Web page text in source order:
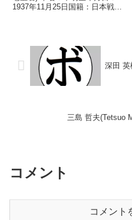
1937年11月25日国籍：日本戦
本サイトー)■...
深田 英
三島 哲夫(Tetsuo
コメント
コメント